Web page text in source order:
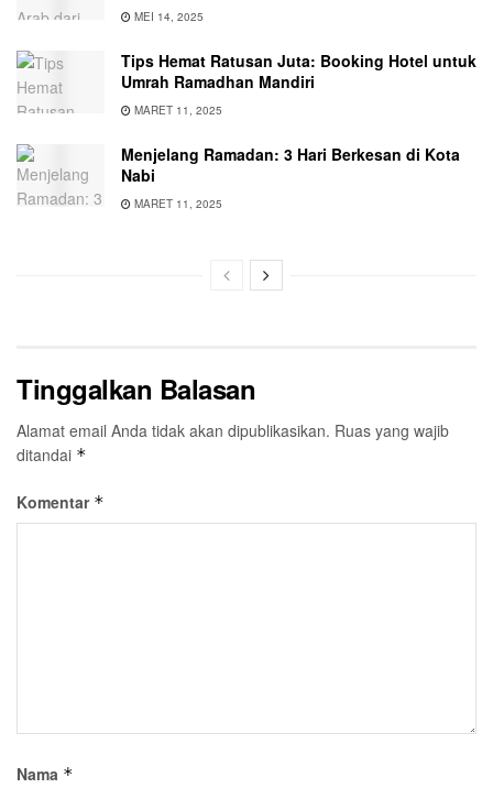
MEI 14, 2025
Tips Hemat Ratusan Juta: Booking Hotel untuk
Umrah Ramadhan Mandiri
MARET 11, 2025
Menjelang Ramadan: 3 Hari Berkesan di Kota
Nabi
MARET 11, 2025
Tinggalkan Balasan
Alamat email Anda tidak akan dipublikasikan. Ruas yang wajib
ditandai *
Komentar *
Nama *